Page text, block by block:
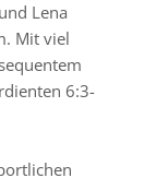
Lena
Mit viel
6:3-